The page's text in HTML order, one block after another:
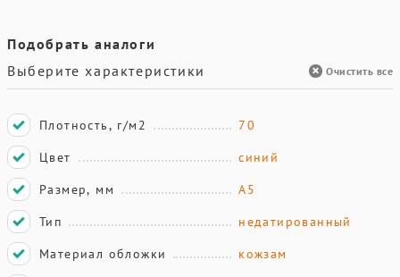
Подобрать аналоги
Выберите характеристики
Очистить все
Плотность, г/м2
70
Цвет
синий
Размер, мм
А5
Тип
недатированный
Материал обложки
кожзам